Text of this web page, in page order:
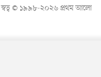
স্বত্ব © ১৯৯৮-২০২৬ প্রথম আলো